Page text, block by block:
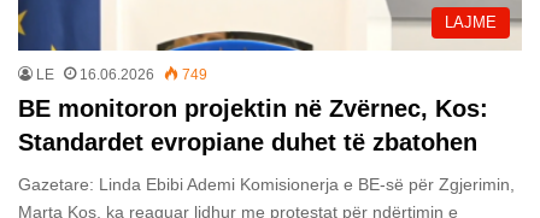
LAJME
LE 16.06.2026 749
BE monitoron projektin në Zvërnec, Kos:
Standardet evropiane duhet të zbatohen
Gazetare: Linda Ebibi Ademi Komisionerja e BE-së për Zgjerimin,
Marta Kos, ka reaguar lidhur me protestat për ndërtimin e